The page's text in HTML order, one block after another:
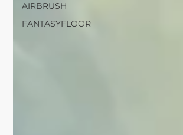
AIRBRUSH
FANTASYFLOOR